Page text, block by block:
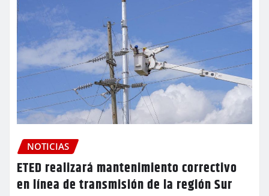
NOTICIAS
ETED realizará mantenimiento correctivo
en línea de transmisión de la región Sur